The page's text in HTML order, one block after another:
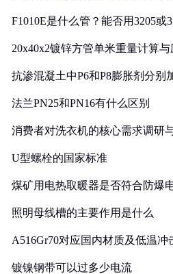
F1010E是什么管？能否用3205或
20x40x2镀锌方管单米重量计算
抗渗混凝土中P6和P8膨胀剂分别
法兰PN25和PN16有什么区别
消费者对洗衣机的核心需求调研
U型螺栓的国家标准
煤矿用电热取暖器是否符合防爆
照明母线槽的主要作用是什么
A516Gr70对应国内材质及低温冲
镀镍钢带可以过多少电流